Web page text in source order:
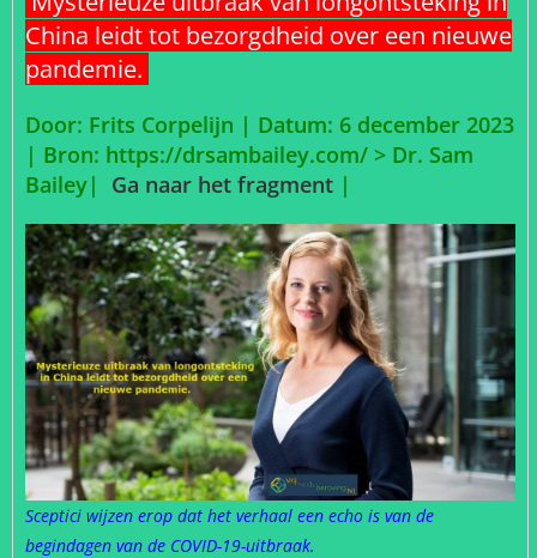
China leidt tot bezorgdheid over een nieuwe
pandemie.
Door: Frits Corpelijn | Datum: 6 december 2023
| Bron: https://drsambailey.com/ > Dr. Sam
Bailey| Ga naar het fragment |
Sceptici wijzen erop dat het verhaal een echo is van de
begindagen van de COVID-19-uitbraak.